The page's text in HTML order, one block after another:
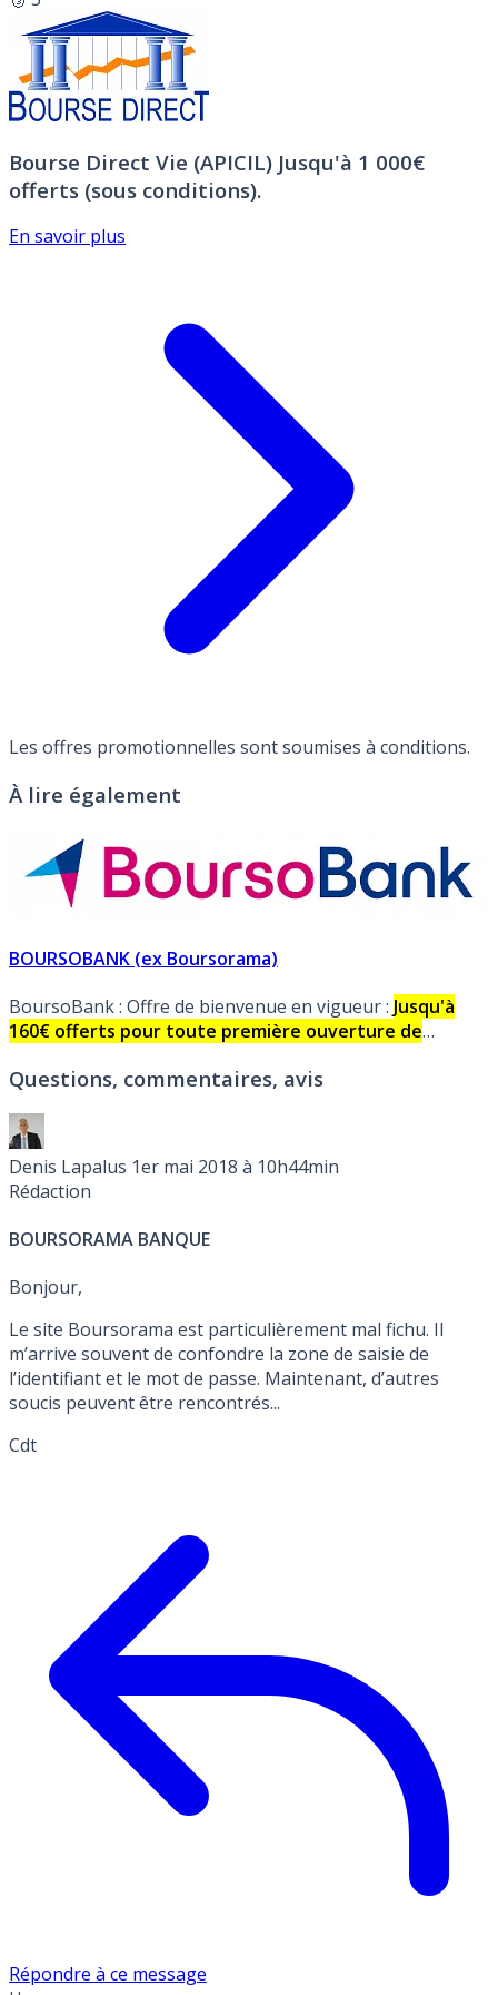
Bourse Direct Vie (APICIL) Jusqu'à 1 000€
offerts (sous conditions).
En savoir plus
Les offres promotionnelles sont soumises à conditions.
À lire également
BOURSOBANK (ex Boursorama)
BoursoBank : Offre de bienvenue en vigueur : Jusqu'à
160€ offerts pour toute première ouverture de
Premier gratuite sans limitation de durée, sous
Questions, commentaires, avis
Denis Lapalus 1er mai 2018 à 10h44min
Rédaction
BOURSORAMA BANQUE
Bonjour,
Le site Boursorama est particulièrement mal fichu. Il
m’arrive souvent de confondre la zone de saisie de
l’identifiant et le mot de passe. Maintenant, d’autres
soucis peuvent être rencontrés...
Cdt
Répondre à ce message